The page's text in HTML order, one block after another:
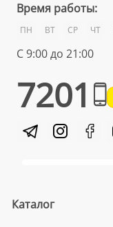
Время работы:
ПН ВТ СР ЧТ
С 9:00 до 21:00
7201
Каталог